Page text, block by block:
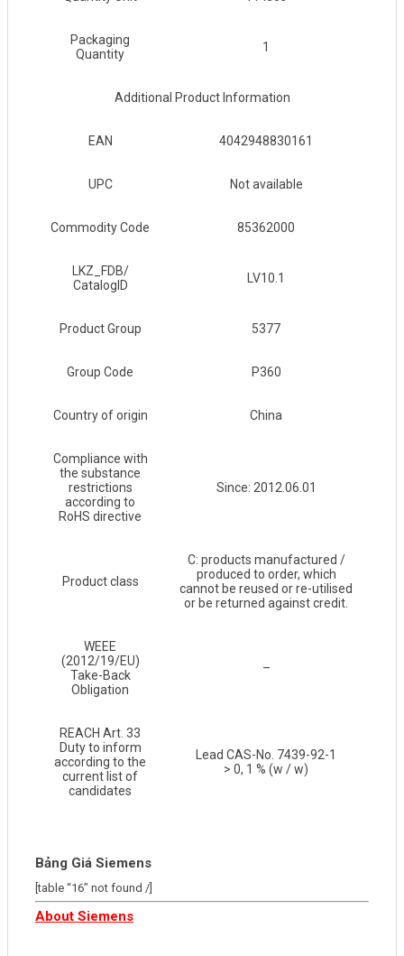
Packaging
Quantity
1
Additional Product Information
EAN 4042948830161
UPC Not available
Commodity Code 85362000
LKZ_FDB/
CatalogID
LV10.1
Product Group 5377
Group Code P360
Country of origin China
Compliance with
the substance
restrictions
according to
RoHS directive
Since: 2012.06.01
Product class
C: products manufactured /
produced to order, which
cannot be reused or re-utilised
or be returned against credit.
WEEE
(2012/19/EU)
Take-Back
Obligation
–
REACH Art. 33
Duty to inform
according to the
current list of
candidates
Lead CAS-No. 7439-92-1
> 0, 1 % (w / w)
Bảng Giá Siemens
[table “16” not found /]
About Siemens